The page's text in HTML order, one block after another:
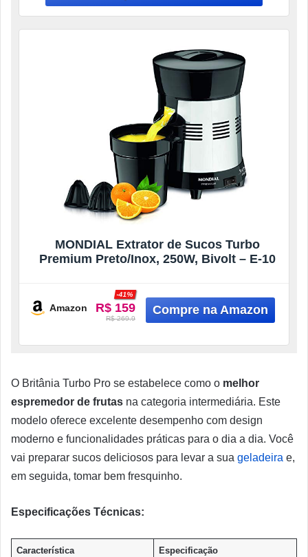
MONDIAL Extrator de Sucos Turbo
Premium Preto/Inox, 250W, Bivolt – E-10
Amazon R$ 159
-41%
R$ 269.9
O Britânia Turbo Pro se estabelece como o melhor
espremedor de frutas na categoria intermediária. Este
modelo oferece excelente desempenho com design
moderno e funcionalidades práticas para o dia a dia. Você
vai preparar sucos deliciosos para levar a sua geladeira e,
em seguida, tomar bem fresquinho.
Especificações Técnicas:
Característica Especificação